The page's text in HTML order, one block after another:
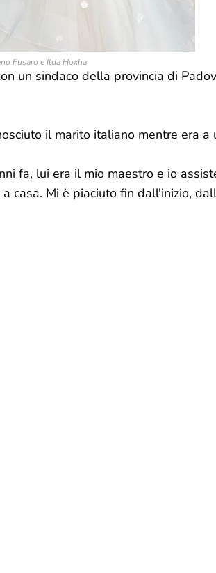
Fusaro e Ilda Hoxha
un sindaco della provincia di
il marito italiano mentre era a
fa, lui era il mio maestro e io
casa. Mi è piaciuto fin dall'inizio,